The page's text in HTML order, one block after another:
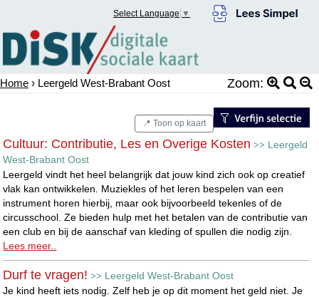
Select Language ▼
Home › Leergeld West-Brabant Oost Zoom:
📍 Toon op kaart
Cultuur: Contributie, Les en Overige Kosten >> Leergeld
West-Brabant Oost
Leergeld vindt het heel belangrijk dat jouw kind zich ook op creatief
vlak kan ontwikkelen. Muziekles of het leren bespelen van een
instrument horen hierbij, maar ook bijvoorbeeld tekenles of de
circusschool. Ze bieden hulp met het betalen van de contributie van
een club en bij de aanschaf van kleding of spullen die nodig zijn.
Lees meer..
Durf te vragen! >> Leergeld West-Brabant Oost
Je kind heeft iets nodig. Zelf heb je op dit moment het geld niet. Je